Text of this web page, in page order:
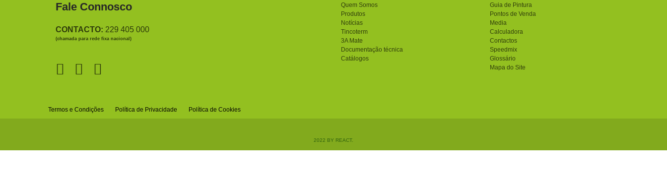
Fale Connosco
CONTACTO: 229 405 000
(chamada para rede fixa nacional)
Quem Somos
Produtos
Notícias
Tincoterm
3A Mate
Documentação técnica
Catálogos
Guia de Pintura
Pontos de Venda
Media
Calculadora
Contactos
Speedmix
Glossário
Mapa do Site
Termos e Condições Política de Privacidade Política de Cookies
2022 BY REACT.